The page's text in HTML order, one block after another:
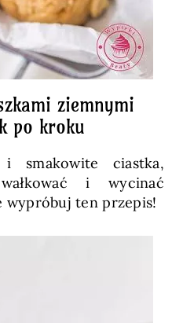
ziemnymi
po kroku
smakowite ciastka,
i wycinać
wypróbuj ten przepis!